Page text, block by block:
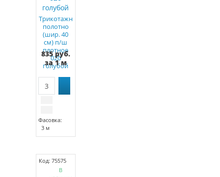
Трикотажное
полотно
(шир. 40
см) п/ш
плотное
020
голубой
835 руб.
за 1 м
Фасовка:
3 м
Код: 75575
В